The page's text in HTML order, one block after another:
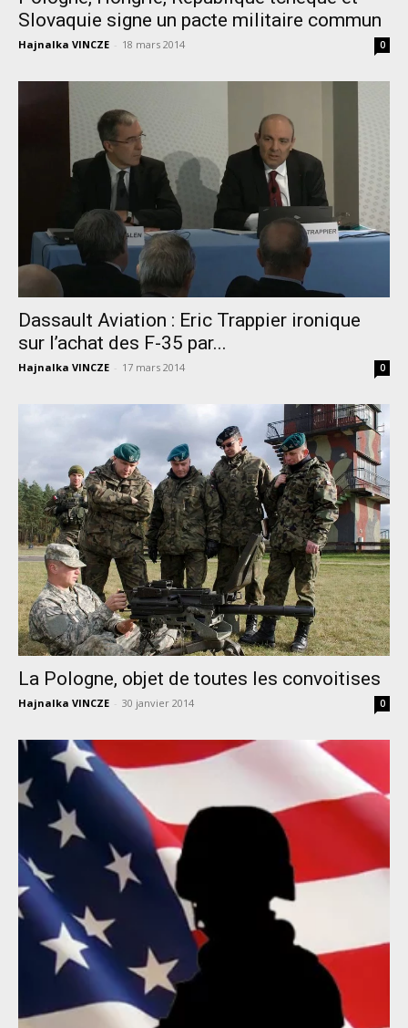
Slovaquie signe un pacte militaire commun
Hajnalka VINCZE - 18 mars 2014 0
Dassault Aviation : Eric Trappier ironique
sur l’achat des F-35 par...
Hajnalka VINCZE - 17 mars 2014 0
La Pologne, objet de toutes les convoitises
Hajnalka VINCZE - 30 janvier 2014 0